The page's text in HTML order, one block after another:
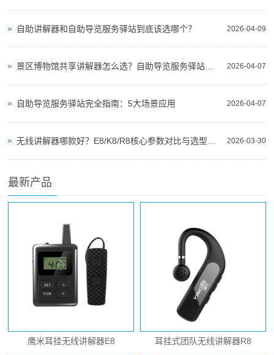
2026-04-09
自助讲解器和自助导览服务驿站到底该选哪个？
2026-04-07
景区博物馆共享讲解器怎么选？自助导览服务驿站部署全攻略（2026版）
2026-04-07
自助导览服务驿站完全指南：5大场景应用
2026-03-30
无线讲解器哪款好？E8/K8/R8核心参数对比与选型指南
最新产品
鹰米耳挂无线讲解器E8 耳挂式团队无线讲解器R8